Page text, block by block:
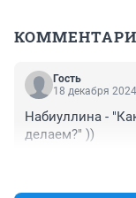
Гость
18 декабря
Набиуллина -
делаем?" ))